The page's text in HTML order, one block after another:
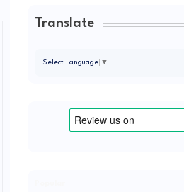
Translate
Select Language ▼